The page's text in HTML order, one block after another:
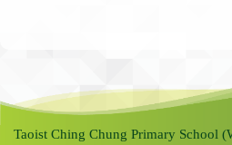
Taoist Ching Chung Primary School